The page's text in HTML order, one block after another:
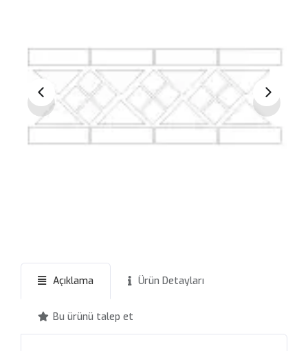
Açıklama Ürün Detayları
Bu ürünü talep et